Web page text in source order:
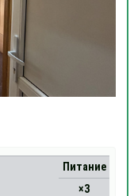
Питание
×3